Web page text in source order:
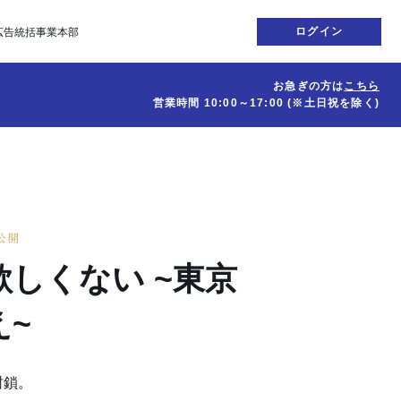
告統括事業本部 ログイン
お急ぎの方はこちら
営業時間 10:00～17:00(※土日祝を除く)
開
しくない ~東京
~
。